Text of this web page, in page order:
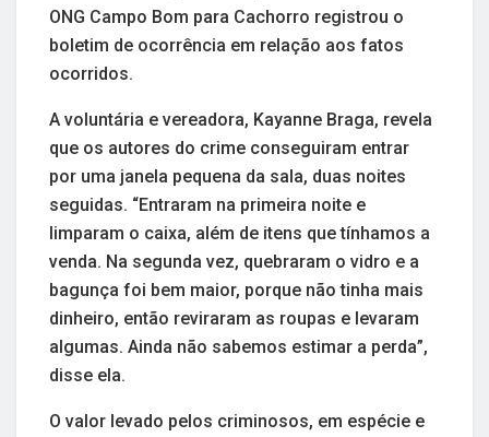
ONG Campo Bom para Cachorro registrou o
boletim de ocorrência em relação aos fatos
ocorridos.
A voluntária e vereadora, Kayanne Braga, revela
que os autores do crime conseguiram entrar
por uma janela pequena da sala, duas noites
seguidas. “Entraram na primeira noite e
limparam o caixa, além de itens que tínhamos a
venda. Na segunda vez, quebraram o vidro e a
bagunça foi bem maior, porque não tinha mais
dinheiro, então reviraram as roupas e levaram
algumas. Ainda não sabemos estimar a perda”,
disse ela.
O valor levado pelos criminosos, em espécie e